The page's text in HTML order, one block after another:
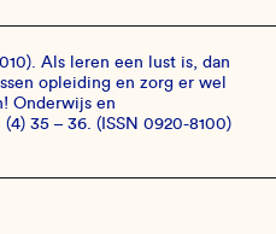
Als leren een lust is, dan
opleiding en zorg er wel
Onderwijs en
35 – 36. (ISSN 0920-8100)